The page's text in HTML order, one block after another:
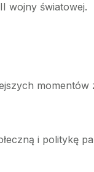
wojny światowej.
momentów
i politykę